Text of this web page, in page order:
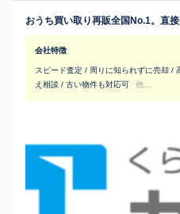
おうち買い取り再販全国No.1。直
会社特徴
スピード査定 / 周りに知られずに売却 /
え相談 / 古い物件も対応可
他...